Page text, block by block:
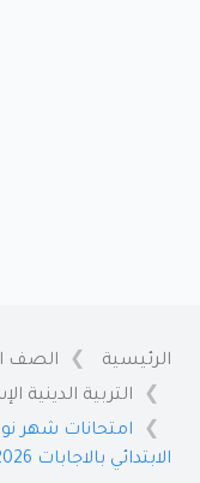
الرئيسية الصف
التربية الدينية
امتحانات شهر
الابتدائي بالاجابات 2026 PDF